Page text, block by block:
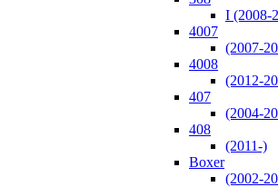
I (2008-
4007
(2007-
4008
(2012-
407
(2004-
408
(2011-)
Boxer
(2002-